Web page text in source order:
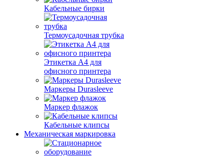
Кабельные бирки
Термоусадочная трубка
Этикетка А4 для
офисного принтера
Маркеры Durasleeve
Маркер флажок
Кабельные клипсы
Механическая маркировка